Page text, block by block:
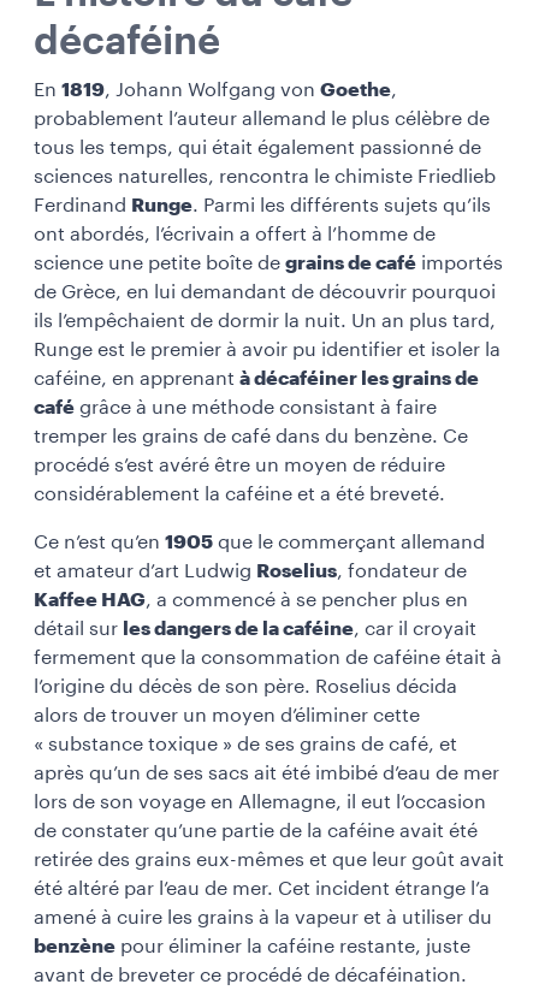
décaféiné
En 1819, Johann Wolfgang von Goethe,
probablement l’auteur allemand le plus célèbre de
tous les temps, qui était également passionné de
sciences naturelles, rencontra le chimiste Friedlieb
Ferdinand
Runge. Parmi les différents sujets qu’ils
ont abordés, l’écrivain a offert à l’homme de
science une petite boîte de grains de café importés
de Grèce, en lui demandant de découvrir pourquoi
ils l’empêchaient de dormir la nuit. Un an plus tard,
Runge est le premier à avoir pu identifier et isoler la
caféine, en apprenant à décaféiner les grains de
café grâce à une méthode consistant à faire
tremper les grains de café dans du benzène. Ce
procédé s’est avéré être un moyen de réduire
considérablement la caféine et a été breveté.
Ce n’est qu’en 1905 que le commerçant allemand
et amateur d’art Ludwig Roselius, fondateur de
Kaffee HAG, a commencé à se pencher plus en
détail sur les dangers de la caféine, car il croyait
fermement que la consommation de caféine était à
l’origine du décès de son père. Roselius décida
alors de trouver un moyen d’éliminer cette
« substance toxique » de ses grains de café, et
après qu’un de ses sacs ait été imbibé d’eau de mer
lors de son voyage en Allemagne, il eut l’occasion
de constater qu’une partie de la caféine avait été
retirée des grains eux-mêmes et que leur goût avait
été altéré par l’eau de mer. Cet incident étrange l’a
amené à cuire les grains à la vapeur et à utiliser du
benzène pour éliminer la caféine restante, juste
avant de breveter ce procédé de décaféination.